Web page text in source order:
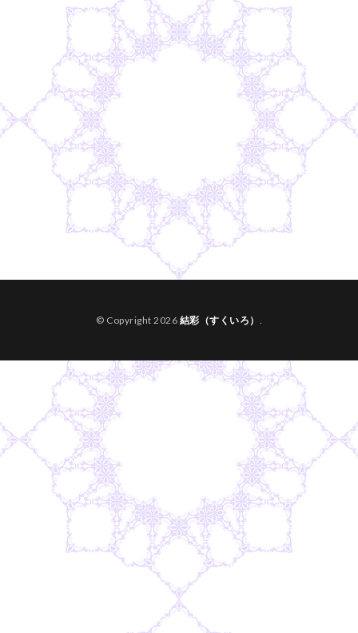
© Copyright 2026 結彩（すくいろ） .